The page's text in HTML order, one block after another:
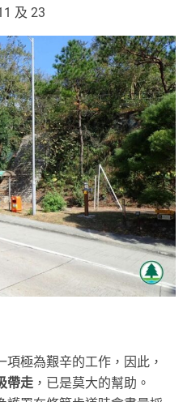
及 23
極為艱辛的工作，因此，
帶走 ，已是莫大的幫助。